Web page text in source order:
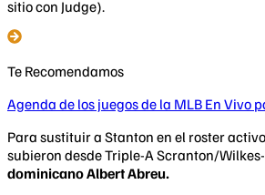
sitio con Judge).
Te Recomendamos
Agenda de los juegos de la MLB En Vivo
Para sustituir a Stanton en el roster
subieron desde Triple-A Scranton/
dominicano Albert Abreu.